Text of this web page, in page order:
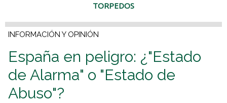
TORPEDOS
INFORMACIÓN Y OPINIÓN
España en peligro: ¿"Estado
de Alarma" o "Estado de
Abuso"?